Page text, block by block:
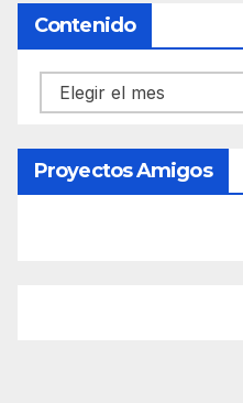
Contenido
Contenido
Proyectos Amigos